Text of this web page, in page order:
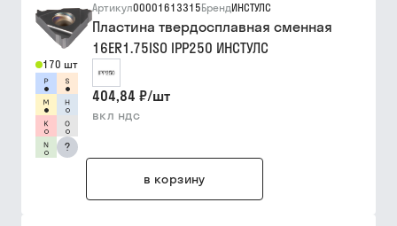
170 шт
?
Артикул00001613315БрендИНСТУЛС
Пластина твердосплавная сменная
16ER1.75ISO IPP250 ИНСТУЛС
404,84 ₽/шт
вкл ндс
в корзину